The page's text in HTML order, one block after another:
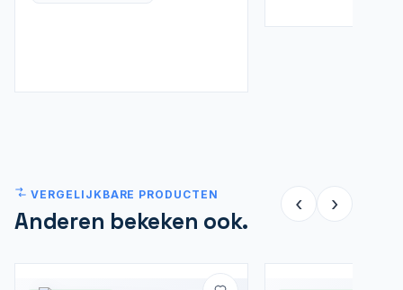
VERGELIJKBARE PRODUCTEN
Anderen bekeken ook.
‹ ›